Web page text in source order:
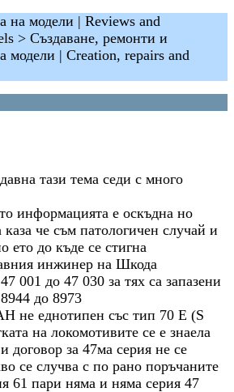
на модели | Reviews and
> Създаване, ремонти и
модели | Creation, repairs and
тази тема седи с много
информацията е оскъдна но
че съм патологичен случай и
ето до къде се стигна
инжинер на Шкода
001 до 47 030 за тях са запазени
до 8973
не еднотипен със тип 70 E (S
на локомотивите се е знаела
договор за 47ма серия не се
се случва с по рано поръчаните
61 пари няма и няма серия 47